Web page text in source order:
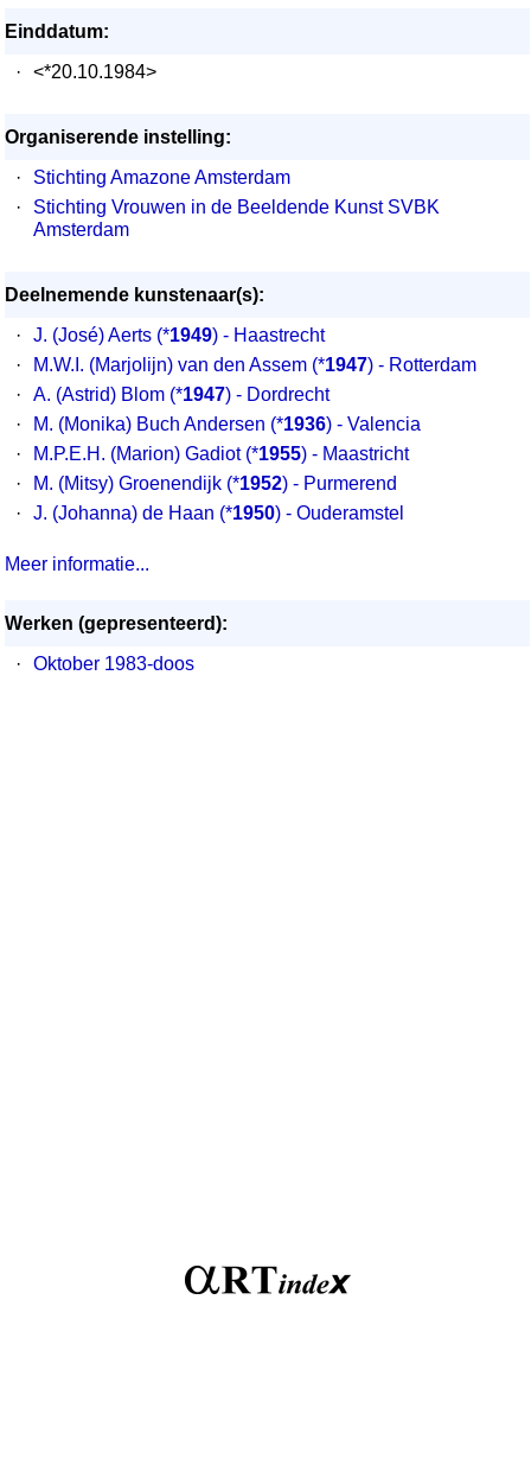
Einddatum:
·
<*20.10.1984>
Organiserende instelling:
·
Stichting Amazone Amsterdam
·
Stichting Vrouwen in de Beeldende Kunst SVBK
Amsterdam
Deelnemende kunstenaar(s):
·
J. (José) Aerts (*1949) - Haastrecht
·
M.W.I. (Marjolijn) van den Assem (*1947) - Rotterdam
·
A. (Astrid) Blom (*1947) - Dordrecht
·
M. (Monika) Buch Andersen (*1936) - Valencia
·
M.P.E.H. (Marion) Gadiot (*1955) - Maastricht
·
M. (Mitsy) Groenendijk (*1952) - Purmerend
·
J. (Johanna) de Haan (*1950) - Ouderamstel
Meer informatie...
Werken (gepresenteerd):
·
Oktober 1983-doos